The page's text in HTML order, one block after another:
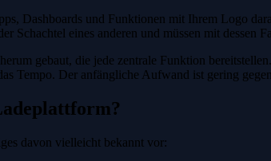
Dashboards und Funktionen mit Ihrem Logo
Schachtel eines anderen und müssen mit dessen
gebaut, die jede zentrale Funktion
Tempo. Der anfängliche Aufwand ist gering
davon vielleicht bekannt vor: